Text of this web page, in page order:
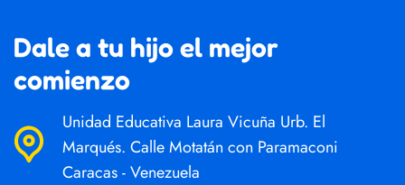
Dale a tu hijo el mejor
comienzo
Unidad Educativa Laura Vicuña Urb. El
Marqués. Calle Motatán con Paramaconi
Caracas - Venezuela